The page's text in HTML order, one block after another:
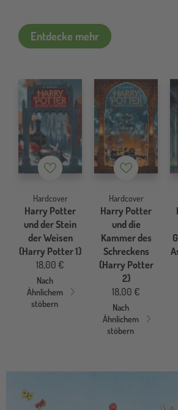
Entdecke mehr
Merkzettel
Hardcover
Harry Potter
und der Stein
der Weisen
(Harry Potter 1)
18,00 €
Nach
Ähnlichem
stöbern
Merkzettel
Hardcover
Harry Potter
und die
Kammer des
Schreckens
(Harry Potter
2)
18,00 €
Nach
Ähnlichem
stöbern